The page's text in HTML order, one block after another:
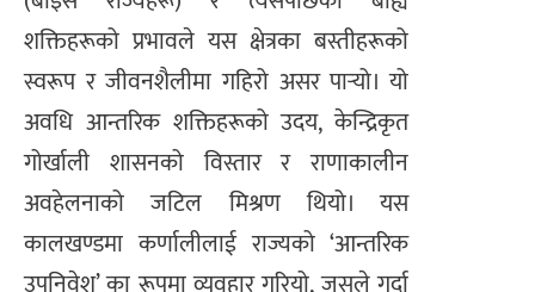
शक्तिहरूको प्रभावले यस क्षेत्रका बस्तीहरूको
स्वरूप र जीवनशैलीमा गहिरो असर पार्‍यो। यो
अवधि आन्तरिक शक्तिहरूको उदय, केन्द्रिकृत
गोर्खाली शासनको विस्तार र राणाकालीन
अवहेलनाको जटिल मिश्रण थियो। यस
कालखण्डमा कर्णालीलाई राज्यको ‘आन्तरिक